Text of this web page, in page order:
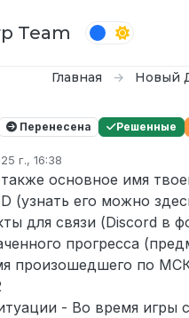
Team
Главная Новый
Перенесена Решенные
г., 16:38
основное имя
(узнать его можно
для связи (Discord в
прогресса
произошедшего по
- Во время игры